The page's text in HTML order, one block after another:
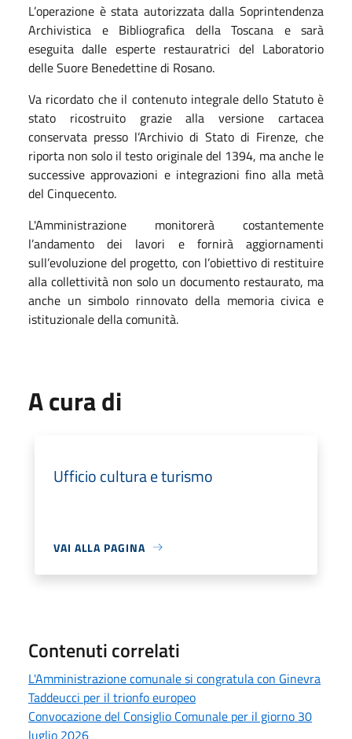
L’operazione è stata autorizzata dalla Soprintendenza
Archivistica e Bibliografica della Toscana e sarà
eseguita dalle esperte restauratrici del Laboratorio
delle Suore Benedettine di Rosano.
Va ricordato che il contenuto integrale dello Statuto è
stato ricostruito grazie alla versione cartacea
conservata presso l’Archivio di Stato di Firenze, che
riporta non solo il testo originale del 1394, ma anche le
successive approvazioni e integrazioni fino alla metà
del Cinquecento.
L'Amministrazione monitorerà costantemente
l’andamento dei lavori e fornirà aggiornamenti
sull’evoluzione del progetto, con l’obiettivo di restituire
alla collettività non solo un documento restaurato, ma
anche un simbolo rinnovato della memoria civica e
istituzionale della comunità.
A cura di
Ufficio cultura e turismo
VAI ALLA PAGINA
Contenuti correlati
L'Amministrazione comunale si congratula con Ginevra
Taddeucci per il trionfo europeo
Convocazione del Consiglio Comunale per il giorno 30
luglio 2026